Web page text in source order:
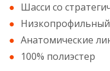
Шасси со
Анатомические
100% полиэстер